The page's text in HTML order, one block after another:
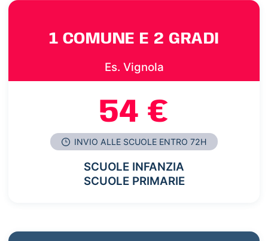
1 COMUNE E 2 GRADI
Es. Vignola
54 €
INVIO ALLE SCUOLE ENTRO 72H
SCUOLE INFANZIA
SCUOLE PRIMARIE